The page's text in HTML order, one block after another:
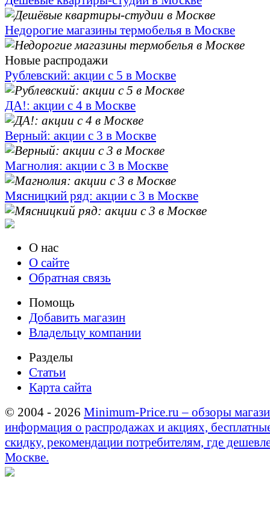
Недорогие магазины термобелья в Москве
Новые распродажи
Рублевский: акции с 5 в Москве
ДА!: акции с 4 в Москве
Верный: акции с 3 в Москве
Магнолия: акции с 3 в Москве
Мясницкий ряд: акции с 3 в Москве
О нас
О сайте
Обратная связь
Помощь
Добавить магазин
Владельцу компании
Разделы
Статьи
Карта сайта
© 2004 - 2026 Minimum-Price.ru – обзоры
информация о распродажах и акциях,
скидку, рекомендации потребителям, где
Москве.